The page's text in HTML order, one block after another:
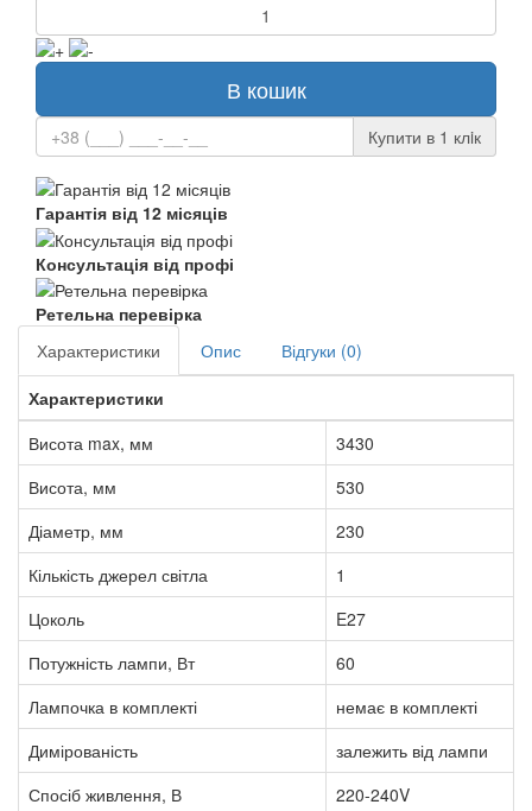
В кошик
Купити в 1 клiк
Гарантія від 12 місяців
Консультація від профі
Ретельна перевірка
Характеристики
Опис
Відгуки (0)
Характеристики
Висота max, мм
3430
Висота, мм
530
Діаметр, мм
230
Кількість джерел світла
1
Цоколь
E27
Потужність лампи, Вт
60
Лампочка в комплекті
немає в комплекті
Димірованість
залежить від лампи
Спосіб живлення, В
220-240V